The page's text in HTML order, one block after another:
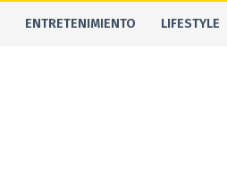
ENTRETENIMIENTO LIFESTYLE